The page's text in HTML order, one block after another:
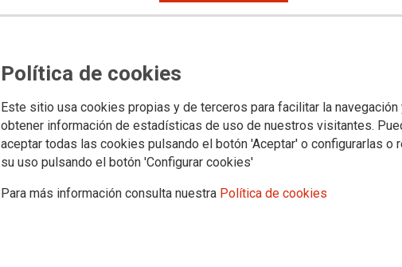
Política de cookies
Este sitio usa cookies propias y de terceros para facilitar la navegación
obtener información de estadísticas de uso de nuestros visitantes.
aceptar todas las cookies pulsando el botón 'Aceptar' o configurarlas o
su uso pulsando el botón 'Configurar cookies'
Para más información consulta nuestra Política de cookies